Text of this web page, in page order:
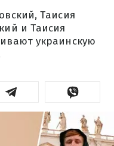
Таисия
и Таисия
украинскую